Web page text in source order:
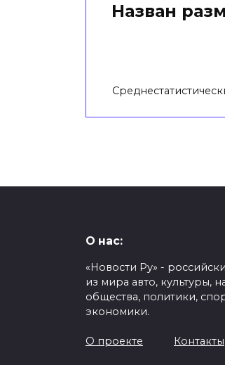
Назван
О нас:
«Новости Ру» -
из мира авто, культуры,
общества, политики,
экономики.
О проекте Контакты